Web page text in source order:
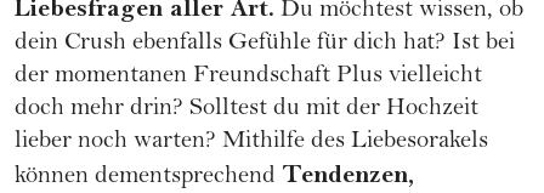
Liebesfragen aller Art. Du möchtest wissen, ob
dein Crush ebenfalls Gefühle für dich hat? Ist bei
der momentanen Freundschaft Plus vielleicht
doch mehr drin? Solltest du mit der Hochzeit
lieber noch warten? Mithilfe des Liebesorakels
können dementsprechend Tendenzen,